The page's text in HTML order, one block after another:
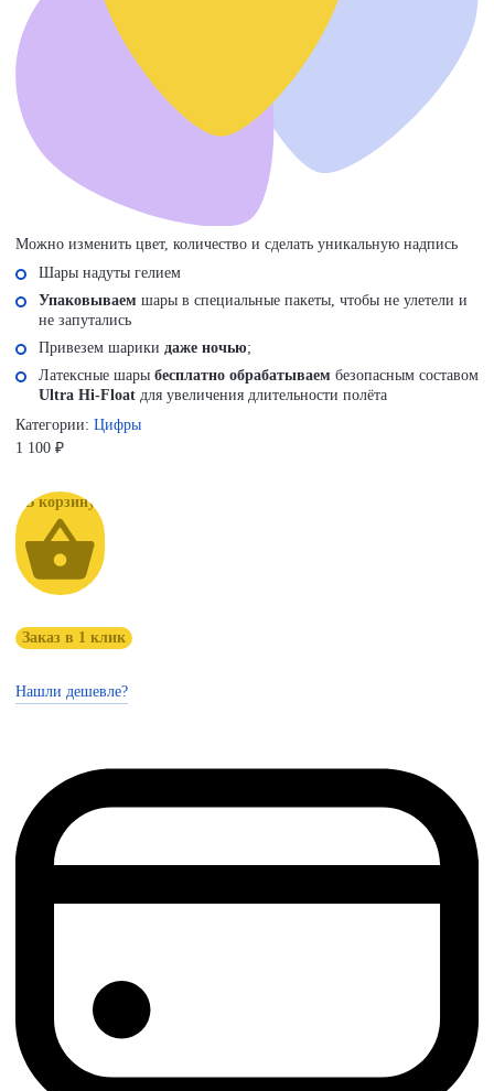
Можно изменить цвет, количество и сделать уникальную надпись
Шары надуты гелием
Упаковываем шары в специальные пакеты, чтобы не улетели и
не запутались
Привезем шарики даже ночью;
Латексные шары бесплатно обрабатываем безопасным составом
Ultra Hi-Float для увеличения длительности полёта
Категории: Цифры
1 100 ₽
Заказ в 1 клик
Нашли дешевле?